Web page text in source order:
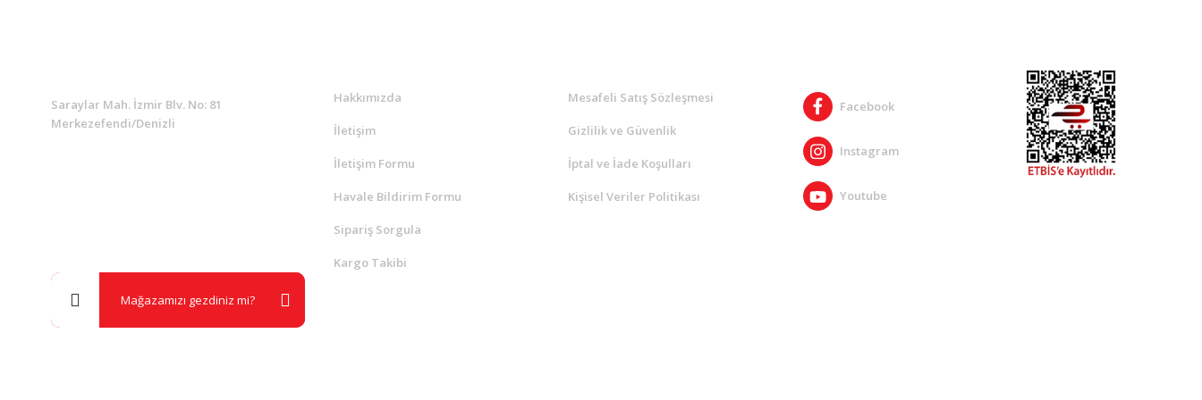
Saraylar Mah. İzmir Blv. No: 81
Merkezefendi/Denizli
Mağazamızı gezdiniz mi?
Hakkımızda
İletişim
İletişim Formu
Havale Bildirim Formu
Sipariş Sorgula
Kargo Takibi
Mesafeli Satış Sözleşmesi
Gizlilik ve Güvenlik
İptal ve İade Koşulları
Kişisel Veriler Politikası
Facebook
Instagram
Youtube